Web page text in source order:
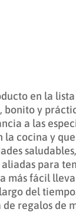
en la
bonito y
a las
la cocina y
aliadas para
más fácil
del
de regalos de